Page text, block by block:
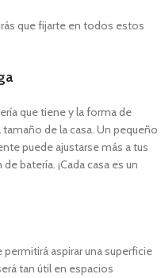
que fijarte en todos estos
que tiene y la forma de
de la casa. Un pequeño
puede ajustarse más a tus
batería. ¡Cada casa es un
aspirar una superficie
tan útil en espacios